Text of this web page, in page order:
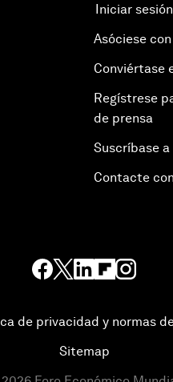
Iniciar sesión
Asóciese
Conviértase
Regístrese
de prensa
Suscríbase
Contacte
de privacidad y normas
Sitemap